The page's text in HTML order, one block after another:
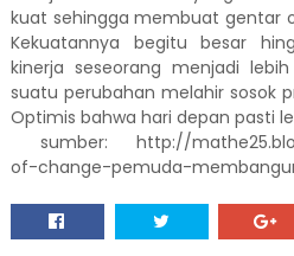
kuat sehingga membuat gentar
Kekuatannya begitu besar
kinerja seseorang menjadi
suatu perubahan melahir sosok
Optimis bahwa hari depan pasti
sumber: http://
of-change-pemuda-